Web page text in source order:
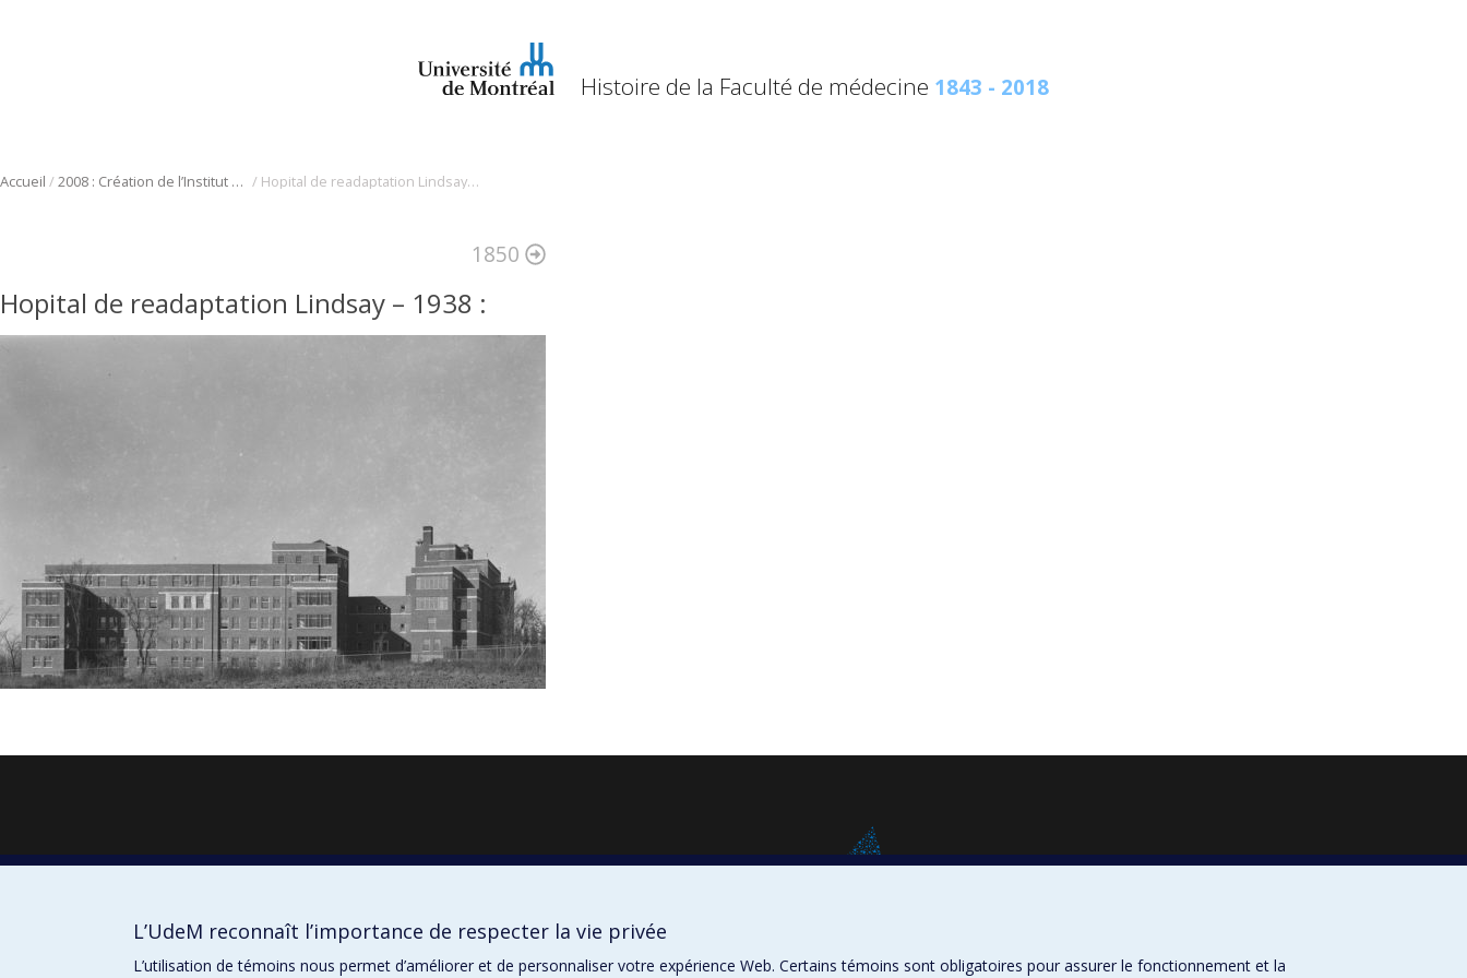
Histoire de la Faculté de médecine 1843 - 2018
Accueil / 2008 : Création de l’Institut de réadaptation Gingras-Lindsay / Hopital de readaptation Lindsay – 1938
1850
Hopital de readaptation Lindsay – 1938 :
L’UdeM reconnaît l’importance de respecter la vie privée
L’utilisation de témoins nous permet d’améliorer et de personnaliser votre expérience Web. Certains témoins sont obligatoires pour assurer le fonctionnement et la